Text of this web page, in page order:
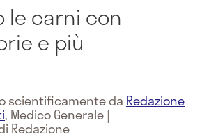
le carni con
e più
scientificamente da Redazione
, Medico Generale|
Redazione